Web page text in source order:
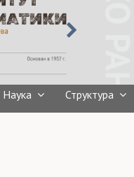
Наука Структура